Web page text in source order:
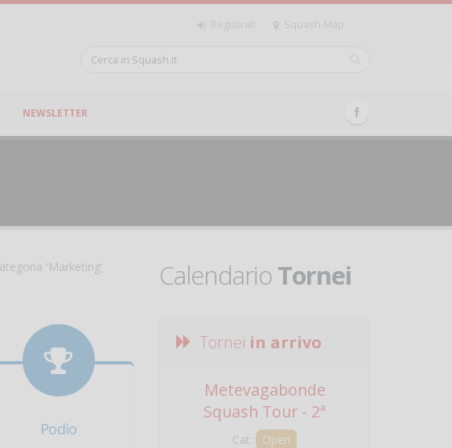
Registrati Squash Map
NEWSLETTER
'Marketing'
Podio
CalendarioTornei
Tornei in arrivo
Metevagabonde
Squash Tour - 2ª
Tappa
Cat:
Open